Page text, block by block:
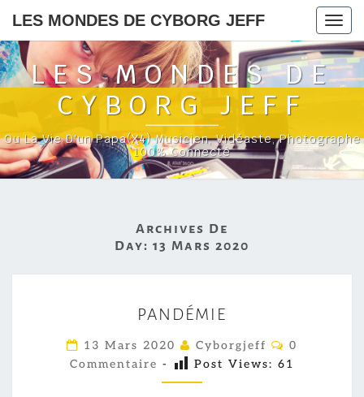
LES MONDES DE CYBORG JEFF
LES MONDES DE
CYBORG JEFF
Ou La Vie D'un Papa(x4) Musicien, Vidéaste, Photographe
100% Connecté
Archives De
Day: 13 Mars 2020
A
N
D
É
PANDÉMIE
13 Mars 2020 Cyborgjeff
C
M
0
Commentaire - Post Views: 61